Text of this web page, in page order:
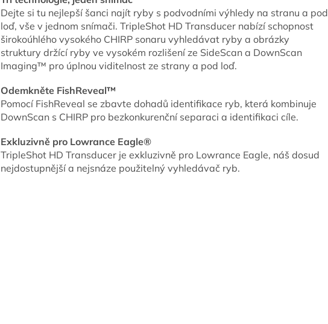
Dejte si tu nejlepší šanci najít ryby s podvodními výhledy na stranu a pod
loď, vše v jednom snímači. TripleShot HD Transducer nabízí schopnost
širokoúhlého vysokého CHIRP sonaru vyhledávat ryby a obrázky
struktury držící ryby ve vysokém rozlišení ze SideScan a DownScan
Imaging™ pro úplnou viditelnost ze strany a pod loď.
Odemkněte FishReveal™
Pomocí FishReveal se zbavte dohadů identifikace ryb, která kombinuje
DownScan s CHIRP pro bezkonkurenční separaci a identifikaci cíle.
Exkluzivně pro Lowrance Eagle®
TripleShot HD Transducer je exkluzivně pro Lowrance Eagle, náš dosud
nejdostupnější a nejsnáze použitelný vyhledávač ryb.